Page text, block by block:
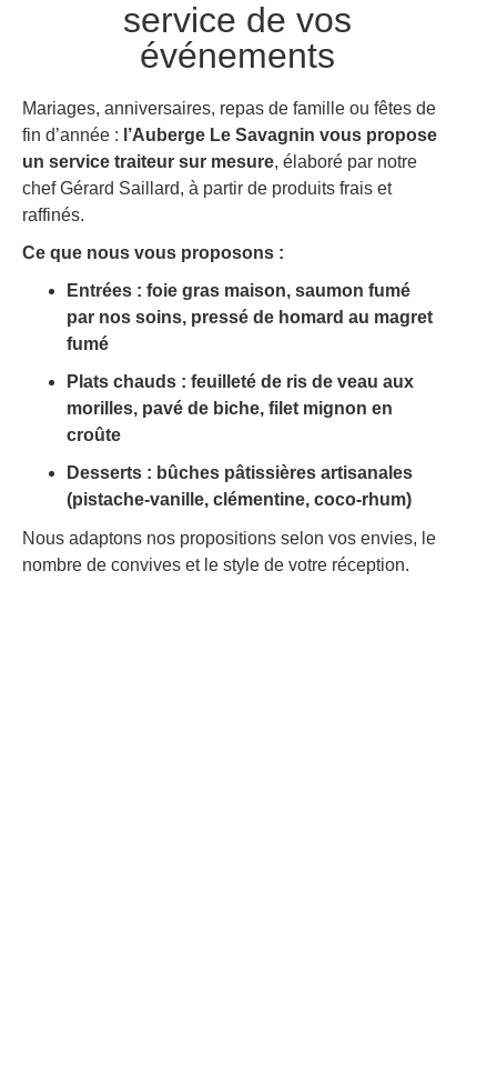
service de vos
événements
Mariages, anniversaires, repas de famille ou fêtes de
fin d’année : l’Auberge Le Savagnin vous propose
un service traiteur sur mesure, élaboré par notre
chef Gérard Saillard, à partir de produits frais et
raffinés.
Ce que nous vous proposons :
Entrées : foie gras maison, saumon fumé
par nos soins, pressé de homard au magret
fumé
Plats chauds : feuilleté de ris de veau aux
morilles, pavé de biche, filet mignon en
croûte
Desserts : bûches pâtissières artisanales
(pistache-vanille, clémentine, coco-rhum)
Nous adaptons nos propositions selon vos envies, le
nombre de convives et le style de votre réception.